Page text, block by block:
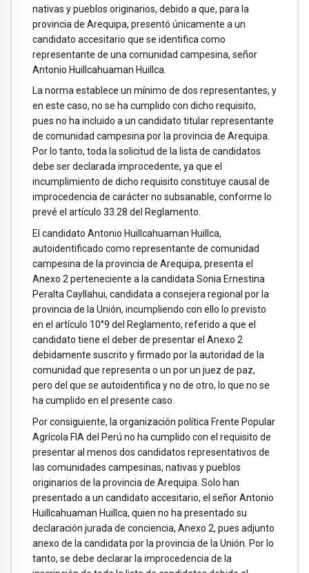
nativas y pueblos originarios, debido a que, para la
provincia de Arequipa, presentó únicamente a un
candidato accesitario que se identifica como
representante de una comunidad campesina, señor
Antonio Huillcahuaman Huillca.
La norma establece un mínimo de dos representantes, y
en este caso, no se ha cumplido con dicho requisito,
pues no ha incluido a un candidato titular representante
de comunidad campesina por la provincia de Arequipa.
Por lo tanto, toda la solicitud de la lista de candidatos
debe ser declarada improcedente, ya que el
incumplimiento de dicho requisito constituye causal de
improcedencia de carácter no subsanable, conforme lo
prevé el artículo 33.28 del Reglamento.
El candidato Antonio Huillcahuaman Huillca,
autoidentificado como representante de comunidad
campesina de la provincia de Arequipa, presenta el
Anexo 2 perteneciente a la candidata Sonia Ernestina
Peralta Cayllahui, candidata a consejera regional por la
provincia de la Unión, incumpliendo con ello lo previsto
en el artículo 10°9 del Reglamento, referido a que el
candidato tiene el deber de presentar el Anexo 2
debidamente suscrito y firmado por la autoridad de la
comunidad que representa o un por un juez de paz,
pero del que se autoidentifica y no de otro, lo que no se
ha cumplido en el presente caso.
Por consiguiente, la organización política Frente Popular
Agrícola FIA del Perú no ha cumplido con el requisito de
presentar al menos dos candidatos representativos de
las comunidades campesinas, nativas y pueblos
originarios de la provincia de Arequipa. Solo han
presentado a un candidato accesitario, el señor Antonio
Huillcahuaman Huillca, quien no ha presentado su
declaración jurada de conciencia, Anexo 2, pues adjunto
anexo de la candidata por la provincia de la Unión. Por lo
tanto, se debe declarar la improcedencia de la